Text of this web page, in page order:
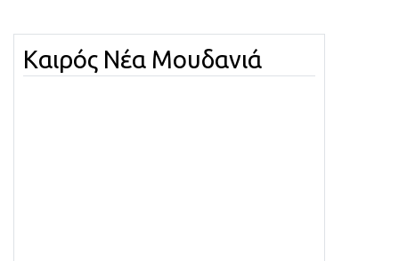
Καιρός Νέα Μουδανιά